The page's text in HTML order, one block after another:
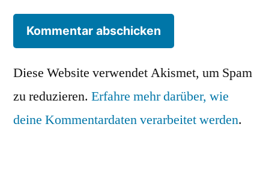
Diese Website verwendet Akismet, um Spam
zu reduzieren. Erfahre mehr darüber, wie
deine Kommentardaten verarbeitet werden.